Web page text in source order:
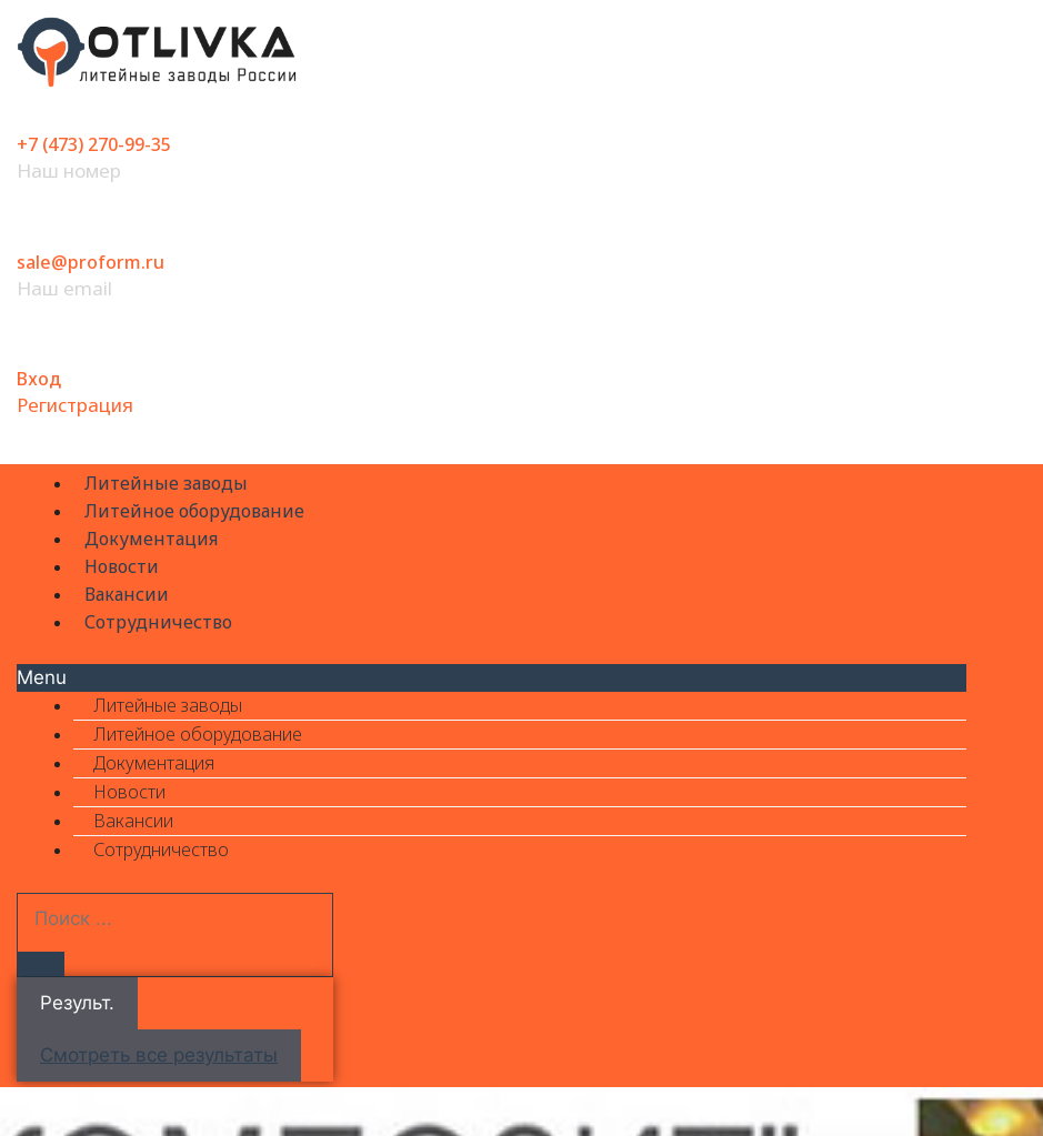
Перейти
содержимому
+7 (473) 270-99-35
Наш номер
sale@proform.ru
Наш email
Вход
Регистрация
Литейные заводы
Литейное оборудование
Документация
Новости
Вакансии
Сотрудничество
Menu
Литейные заводы
Литейное оборудование
Документация
Новости
Вакансии
Сотрудничество
Результ.
Смотреть все результаты